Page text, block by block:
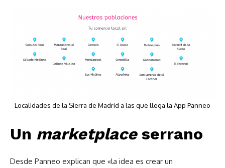
Localidades de la Sierra de Madrid a las que llega la App Panneo
Un marketplaceserrano
Desde Panneo explican que «la idea es crear un